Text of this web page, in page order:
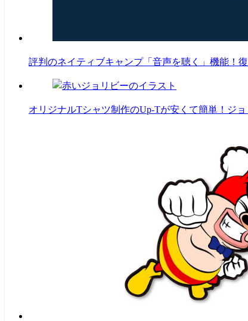
評判のネイティブキャンプ「音声を聴く」機能！
オリジナルTシャツ制作のUp-Tが安くて簡単！ジ